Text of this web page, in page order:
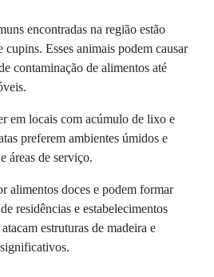
encontradas na região estão
cupins. Esses animais podem causar
contaminação de alimentos até
em locais com acúmulo de lixo e
preferem ambientes úmidos e
áreas de serviço.
alimentos doces e podem formar
residências e estabelecimentos
estruturas de madeira e